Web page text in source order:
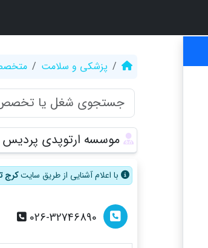
پزشکی و سلامت
موسسه ارتوپدی پردیس
با اعلام آشنایی از طریق سایتکرج
026-32746890